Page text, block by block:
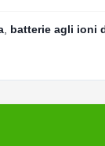
batterie agli ioni